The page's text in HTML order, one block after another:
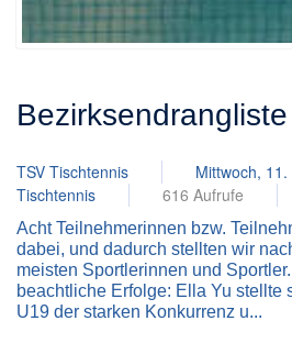
TSV Tischtennis
Mittwoch,
Tischtennis
616 Aufrufe
Acht Teilnehmerinnen bzw.
dabei, und dadurch stellten wir
meisten Sportlerinnen und
beachtliche Erfolge: Ella Yu stellte
U19 der starken Konkurrenz u...